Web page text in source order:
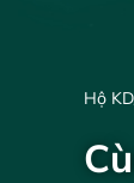
Hộ